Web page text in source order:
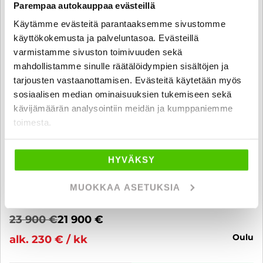
Parempaa autokauppaa evästeillä
Käytämme evästeitä parantaaksemme sivustomme
käyttökokemusta ja palveluntasoa. Evästeillä
varmistamme sivuston toimivuuden sekä
mahdollistamme sinulle räätälöidympien sisältöjen ja
tarjousten vastaanottamisen. Evästeitä käytetään myös
sosiaalisen median ominaisuuksien tukemiseen sekä
kävijämäärän analysointiin meidän ja kumppaniemme
toimesta.
HYVÄKSY
MUOKKAA ASETUKSIA
D3 Business Inscription aut - 6 kk korotonta ja kulutonta
maksuaikaa! - Merkkihuollettu Suomi-auto! / Pilot assist / LED /
VOC / Panoraama / Nahat
23 900 €21 900 €
alk. 230 € / kk
oulu